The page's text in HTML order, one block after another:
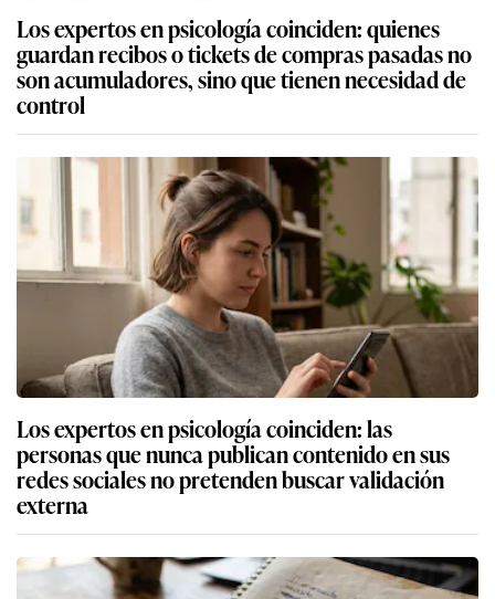
Los expertos en psicología coinciden: quienes
guardan recibos o tickets de compras pasadas no
son acumuladores, sino que tienen necesidad de
control
Los expertos en psicología coinciden: las
personas que nunca publican contenido en sus
redes sociales no pretenden buscar validación
externa